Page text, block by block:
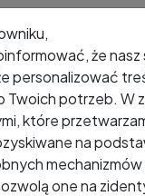
+48 663 614 290
663 614
że nasz
personalizować
Twoich potrzeb. W
które
na
mechanizmów
one na